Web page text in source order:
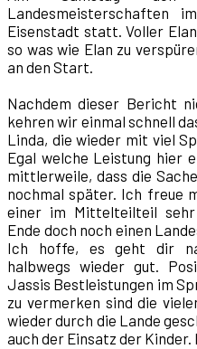
Landesmeisterschaften
Eisenstadt statt. Voller
so was wie Elan zu
an den Start.
Nachdem dieser Bericht
kehren wir einmal schnell
Linda, die wieder mit viel
Egal welche Leistung hier
mittlerweile, dass die
nochmal später. Ich freue
einer im Mittelteilteil sehr
Ende doch noch einen
Ich hoffe, es geht dir
halbwegs wieder gut.
Jassis Bestleistungen im
zu vermerken sind die
wieder durch die Lande
auch der Einsatz der Kinder.